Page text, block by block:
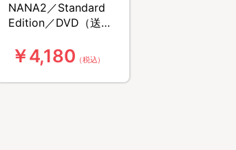
NANA2／Standard
Edition／DVD（送料
￥4,180 （税込）